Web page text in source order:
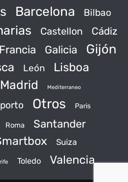
Barcelona Bilbao
Castellon Cádiz
Francia Galicia Gijón
León Lisboa
Madrid Mediterraneo
Otros Paris
Roma Santander
Suiza
Toledo Valencia